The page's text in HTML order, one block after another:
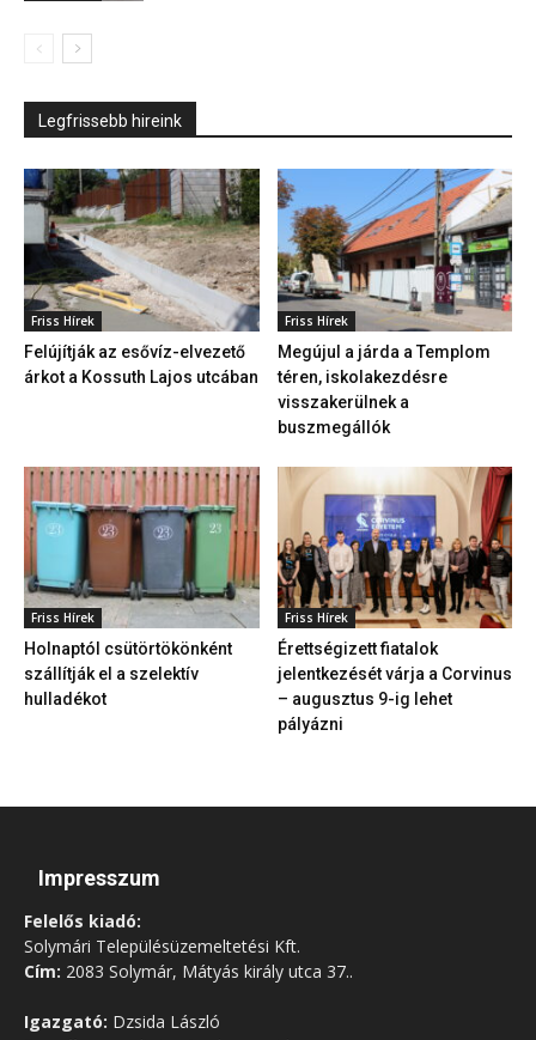
Legfrissebb hireink
Friss Hírek
Felújítják az esővíz-elvezető
árkot a Kossuth Lajos utcában
Friss Hírek
Megújul a járda a Templom
téren, iskolakezdésre
visszakerülnek a
buszmegállók
Friss Hírek
Holnaptól csütörtökönként
szállítják el a szelektív
hulladékot
Friss Hírek
Érettségizett fiatalok
jelentkezését várja a Corvinus
– augusztus 9-ig lehet
pályázni
Impresszum
Felelős kiadó:
Solymári Településüzemeltetési Kft.
Cím: 2083 Solymár, Mátyás király utca 37..
Igazgató: Dzsida László